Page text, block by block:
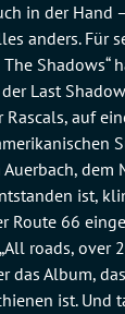
in der Hand
anders. Für
Shadows“
Last
auf
dem
ist,
Route 66
roads, over
das Album,
ist.